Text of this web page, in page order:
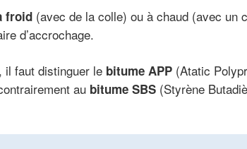
froid (avec de la colle) ou à chaud (avec un
d’accrochage.
il faut distinguer le bitume APP(Atatic
au bitume SBS(Styrène